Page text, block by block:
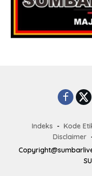
Indeks Kode
Disclaimer